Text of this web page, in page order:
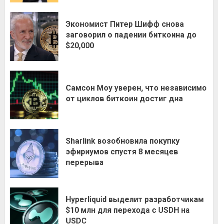
Экономист Питер Шифф снова
заговорил о падении биткоина до
$20,000
Самсон Моу уверен, что независимо
от циклов биткоин достиг дна
Sharlink возобновила покупку
эфириумов спустя 8 месяцев
перерыва
Hyperliquid выделит разработчикам
$10 млн для перехода с USDH на
USDC